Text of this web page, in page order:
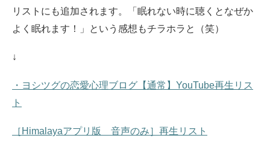
リストにも追加されます。
「眠れない時に聴くとなぜか
よく眠れます！」という感想もチラホラと（笑）
↓
・ヨシツグの恋愛心理ブログ【通常】YouTube再生リス
ト
［Himalayaアプリ版 音声のみ］再生リスト